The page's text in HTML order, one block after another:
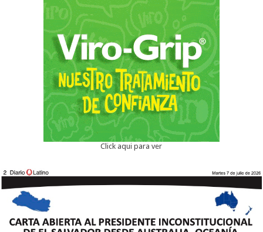
Click aqui para ver